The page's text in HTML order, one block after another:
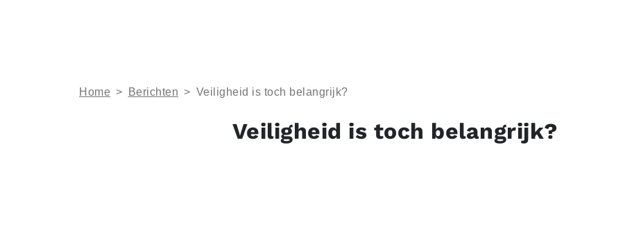
Home > Berichten > Veiligheid is toch belangrijk?
Veiligheid is toch belangrijk?